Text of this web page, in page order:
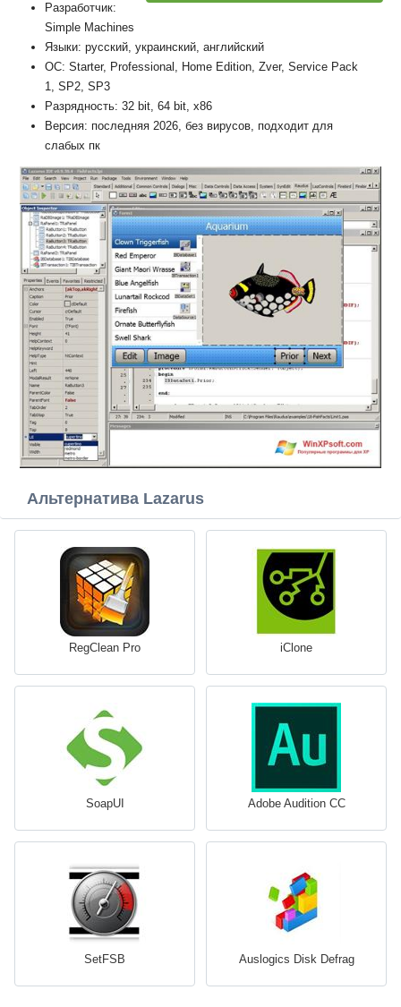
Разработчик:
Simple Machines
Языки: русский, украинский, английский
ОС: Starter, Professional, Home Edition, Zver, Service Pack
1, SP2, SP3
Разрядность: 32 bit, 64 bit, x86
Версия: последняя 2026, без вирусов, подходит для
слабых пк
Альтернатива Lazarus
RegClean Pro iClone
SoapUI Adobe Audition CC
SetFSB Auslogics Disk Defrag